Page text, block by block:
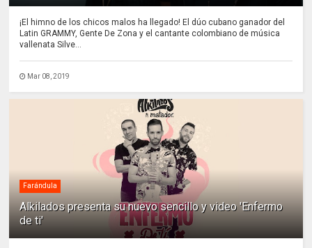
¡El himno de los chicos malos ha llegado! El dúo cubano ganador del
Latin GRAMMY, Gente De Zona y el cantante colombiano de música
vallenata Silve...
Mar 08, 2019
Farándula
Alkilados presenta su nuevo sencillo y video 'Enfermo
de ti'